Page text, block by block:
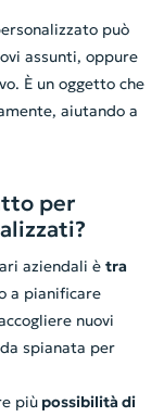
può
assunti, oppure
È un oggetto che
aiutando a
per
aziendali è tra
a pianificare
nuovi
spianata per
più possibilità di